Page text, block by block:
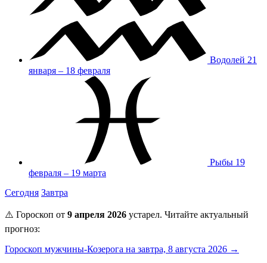
Водолей 21
января – 18 февраля
Рыбы 19
февраля – 19 марта
Сегодня Завтра
⚠️ Гороскоп от 9 апреля 2026 устарел. Читайте актуальный
прогноз:
Гороскоп мужчины-Козерога на завтра, 8 августа 2026 →